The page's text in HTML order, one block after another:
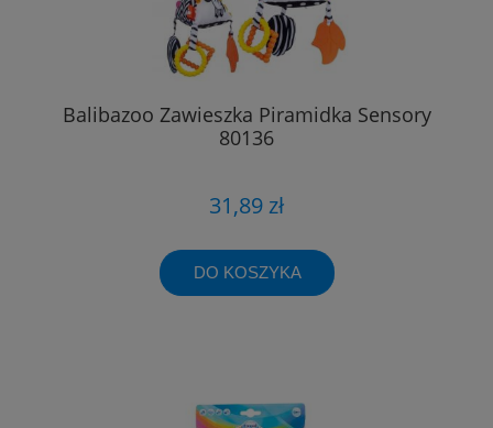
Balibazoo Zawieszka Piramidka Sensory
80136
31,89 zł
DO KOSZYKA